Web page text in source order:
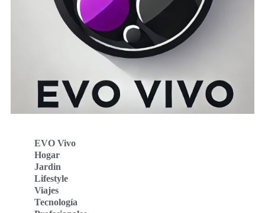
EVO Vivo
Hogar
Jardin
Lifestyle
Viajes
Tecnología